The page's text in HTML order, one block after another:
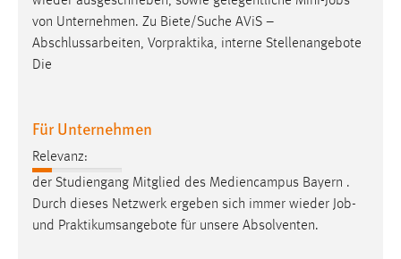
von Unternehmen. Zu Biete/Suche AViS –
Abschlussarbeiten, Vorpraktika, interne Stellenangebote
Die
Für Unternehmen
Relevanz:
der Studiengang Mitglied des Mediencampus Bayern .
Durch dieses Netzwerk ergeben sich immer wieder Job-
und Praktikumsangebote für unsere Absolventen.